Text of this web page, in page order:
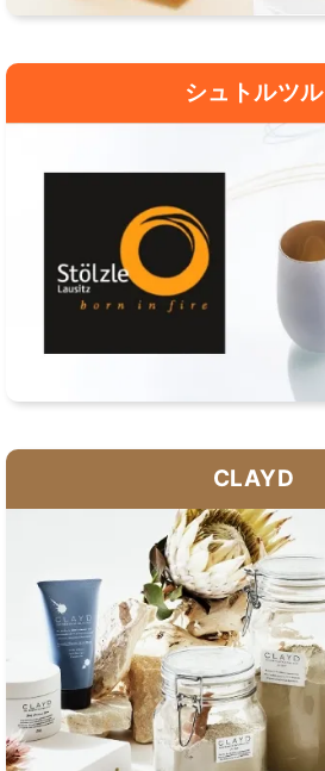
シュトルツル
CLAYD